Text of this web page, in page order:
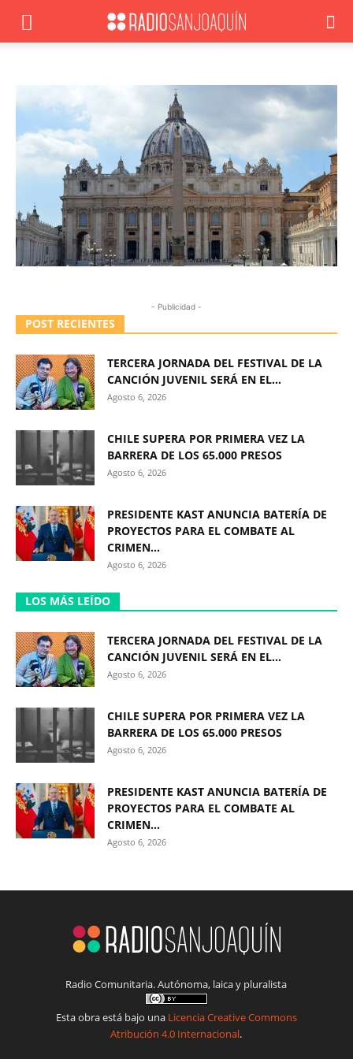
- Publicidad -
POST RECIENTES
TERCERA JORNADA DEL FESTIVAL DE LA
CANCIÓN JUVENIL SERÁ EN EL...
Agosto 6, 2026
CHILE SUPERA POR PRIMERA VEZ LA
BARRERA DE LOS 65.000 PRESOS
Agosto 6, 2026
PRESIDENTE KAST ANUNCIA BATERÍA DE
PROYECTOS PARA EL COMBATE AL
CRIMEN...
Agosto 6, 2026
LOS MÁS LEÍDO
TERCERA JORNADA DEL FESTIVAL DE LA
CANCIÓN JUVENIL SERÁ EN EL...
Agosto 6, 2026
CHILE SUPERA POR PRIMERA VEZ LA
BARRERA DE LOS 65.000 PRESOS
Agosto 6, 2026
PRESIDENTE KAST ANUNCIA BATERÍA DE
PROYECTOS PARA EL COMBATE AL
CRIMEN...
Agosto 6, 2026
Radio Comunitaria. Autónoma, laica y pluralista
Esta obra está bajo una Licencia Creative Commons
Atribución 4.0 Internacional.